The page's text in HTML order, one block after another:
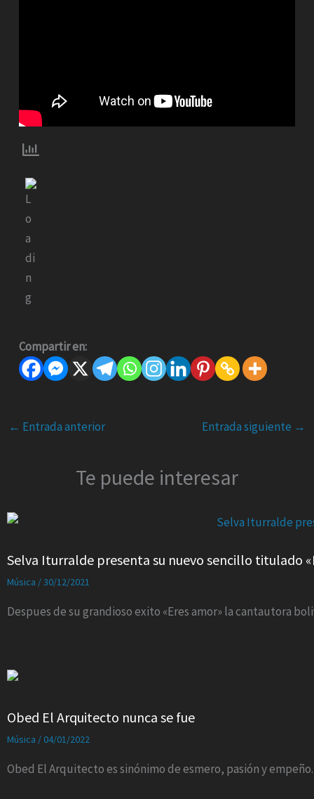
Compartir en:
← Entrada anterior Entrada siguiente →
Te puede interesar
Selva Iturralde presenta su nuevo sencillo titulado
Música /30/12/2021
Despues de su grandioso exito «Eres amor» la cantautora
Obed El Arquitecto nunca se fue
Música / 04/01/2022
Obed El Arquitecto es sinónimo de esmero, pasión y